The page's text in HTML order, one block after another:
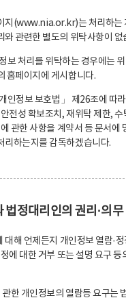
지(www.nia.or.kr)는 처리하는
와 관련한 별도의 위탁사항이 없
보 처리를 위탁하는 경우에는
홈페이지에 게시합니다.
인정보 보호법」 제26조에 따
전성 확보조치, 재위탁 제한, 수
관한 사항을 계약서 등 문서에
리하는지를 감독하겠습니다.
법정대리인의 권리·의무
대해 언제든지 개인정보 열람·정
에 대한 거부 또는 설명 요구 등
한 개인정보의 열람등 요구는